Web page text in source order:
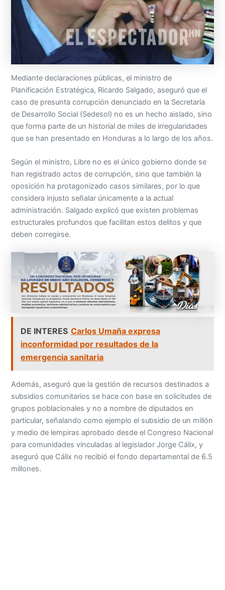
Mediante declaraciones públicas, el ministro de
Planificación Estratégica, Ricardo Salgado, aseguró que el
caso de presunta corrupción denunciado en la Secretaría
de Desarrollo Social (Sedesol) no es un hecho aislado, sino
que forma parte de un historial de miles de irregularidades
que se han presentado en Honduras a lo largo de los años.
Según el ministro, Libre no es el único gobierno donde se
han registrado actos de corrupción, sino que también la
oposición ha protagonizado casos similares, por lo que
considera injusto señalar únicamente a la actual
administración. Salgado explicó que existen problemas
estructurales profundos que facilitan estos delitos y que
deben corregirse.
DE INTERES Carlos Umaña expresa
inconformidad por resultados de la
emergencia sanitaria
Además, aseguró que la gestión de recursos destinados a
subsidios comunitarios se hace con base en solicitudes de
grupos poblacionales y no a nombre de diputados en
particular, señalando como ejemplo el subsidio de un millón
y medio de lempiras aprobado desde el Congreso Nacional
para comunidades vinculadas al legislador Jorge Cálix, y
aseguró que Cálix no recibió el fondo departamental de 6.5
millones.